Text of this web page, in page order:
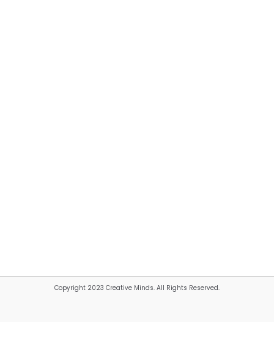
Copyright 2023 Creative Minds. All Rights Reserved.